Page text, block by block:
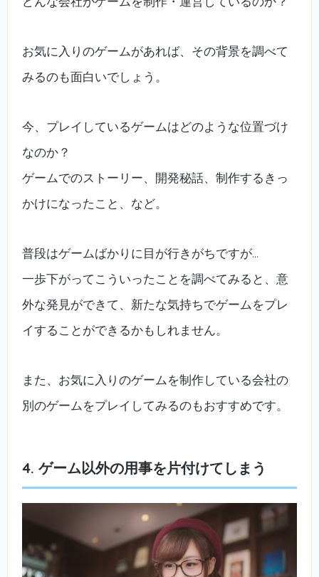
お気に入りのゲームがあれば、その背景を調べて
みるのも面白いでしょう。
今、プレイしているゲームはどのような位置づけ
なのか？
ゲームでのストーリー、開発秘話、制作するきっ
かけになったこと、など。
普段はゲームばかりに目が行きがちですが…
一歩下がってこういったことを調べてみると、意
外な発見ができて、新たな気持ちでゲームをプレ
イすることができるかもしれません。
また、お気に入りのゲームを制作している会社の
別のゲームをプレイしてみるのもおすすめです。
4. ゲーム以外の用事を片付けてしまう